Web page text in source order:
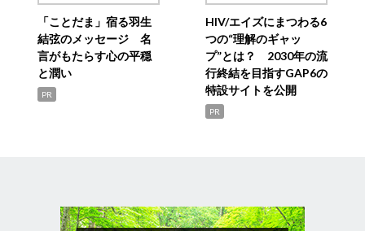
「ことだま」宿る羽生
結弦のメッセージ 名
言がもたらす心の平穏
と潤い
PR
HIV/エイズにまつわる6
つの“理解のギャッ
プ”とは？ 2030年の流
行終結を目指すGAP6の
特設サイトを公開
PR